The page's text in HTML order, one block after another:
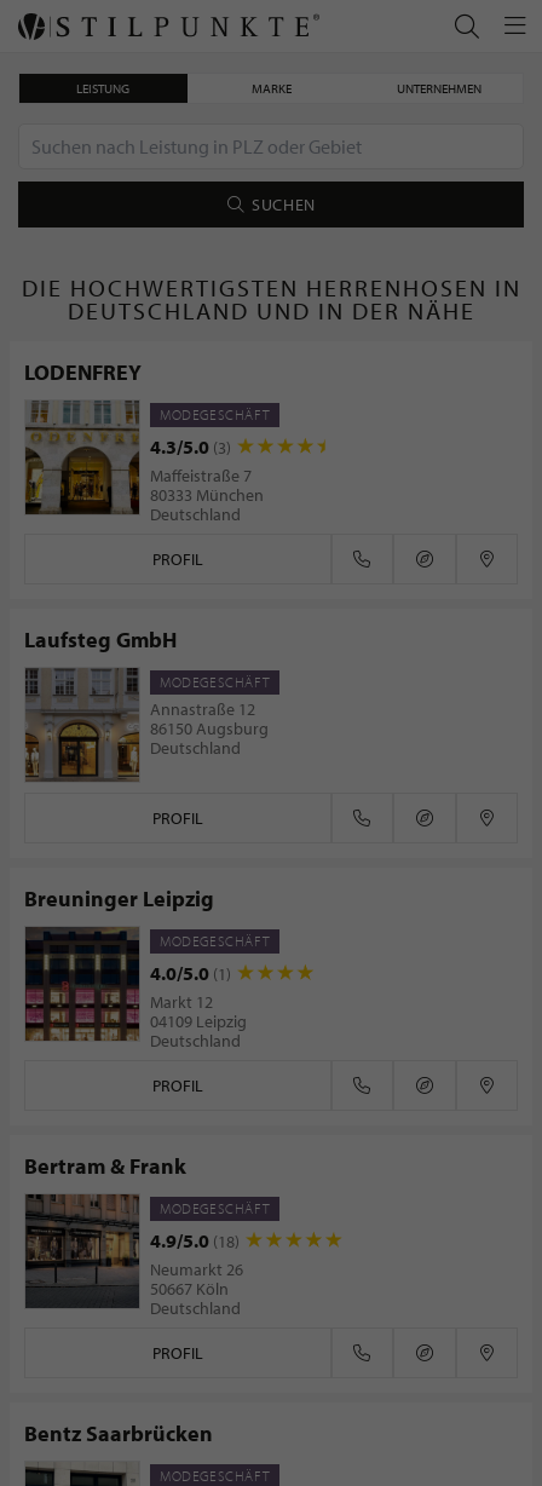
LEISTUNG MARKE UNTERNEHMEN
SUCHEN
DIE HOCHWERTIGSTEN HERRENHOSEN IN
DEUTSCHLAND UND IN DER NÄHE
LODENFREY
MODEGESCHÄFT
4.3/5.0 (3)
Maffeistraße 7
80333 München
Deutschland
PROFIL
Laufsteg GmbH
MODEGESCHÄFT
Annastraße 12
86150 Augsburg
Deutschland
PROFIL
Breuninger Leipzig
MODEGESCHÄFT
4.0/5.0 (1)
Markt 12
04109 Leipzig
Deutschland
PROFIL
Bertram & Frank
MODEGESCHÄFT
4.9/5.0 (18)
Neumarkt 26
50667 Köln
Deutschland
PROFIL
Bentz Saarbrücken
MODEGESCHÄFT